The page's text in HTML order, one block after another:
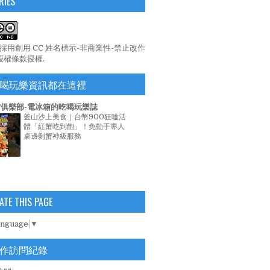
用創用 CC 姓名標示-非商業性-禁止改作
權條款授權.
玩樂資訊都在這裡
樂部-電冰箱的吃喝玩樂誌
釜山沙上美食｜台幣900狂嗑活
體「紅蟹吃到飽」！免動手專人
桌邊剝蟹神級服務
THIS PAGE
▼
訪問紀錄